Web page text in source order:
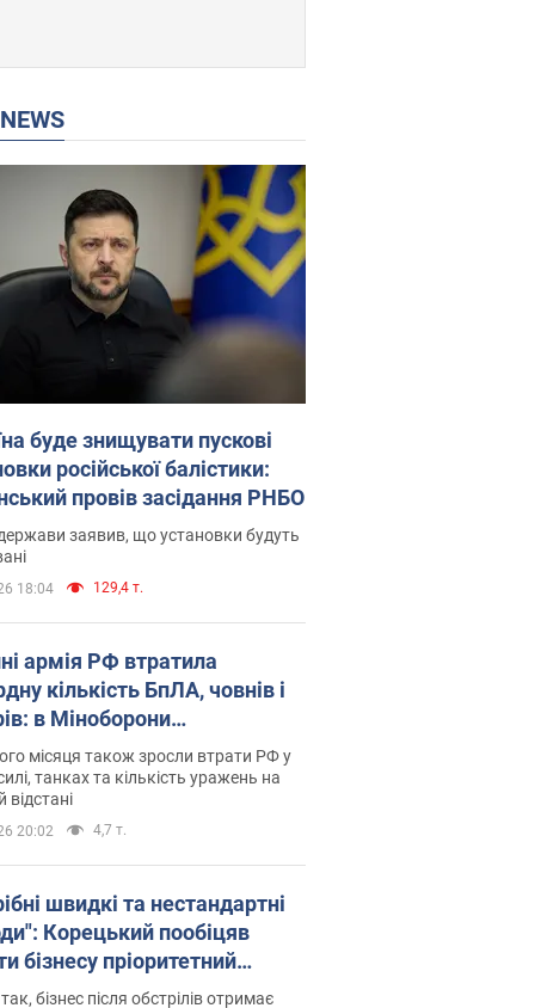
NEWS
буде знищувати пускові
російської балістики:
провів засідання РНБО
заявив, що установки будуть
18:04 129,4 т.
армія РФ втратила
кількість БпЛА, човнів і
в Міноборони
статистику
місяця також зросли втрати РФ у
танках та кількість уражень на
відстані
20:02 4,7 т.
швидкі та нестандартні
Корецький пообіцяв
бізнесу пріоритетний
до наявних складських
бізнес після обстрілів отримає